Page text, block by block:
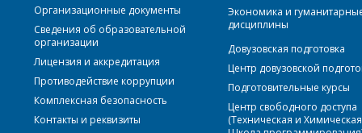
Организационные документы
Сведения об образовательной
организации
Лицензия и аккредитация
Противодействие коррупции
Комплексная безопасность
Контакты и реквизиты
Экономика и
дисциплины
Довузовская подготовка
Центр довузовской
Подготовительные курсы
Центр свободного доступа
(Техническая и